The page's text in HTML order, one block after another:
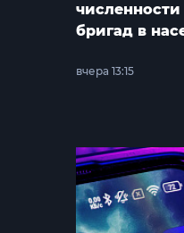
бригад в
вчера 13:15